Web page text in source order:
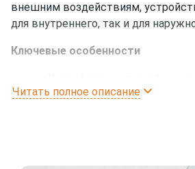
внешним воздействиям,
для внутреннего, так и для
Ключевые особенности
высококачественных
Читать полное описание